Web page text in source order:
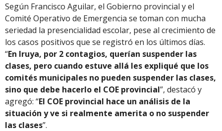
Según Francisco Aguilar, el Gobierno provincial y el
Comité Operativo de Emergencia se toman con mucha
seriedad la presencialidad escolar, pese al crecimiento de
los casos positivos que se registró en los últimos días.
“En Iruya, por 2 contagios, querían suspender las
clases, pero cuando estuve allá les expliqué que los
comités municipales no pueden suspender las clases,
sino que debe hacerlo el COE provincial”, destacó y
agregó: “El COE provincial hace un análisis de la
situación y ve si realmente amerita o no suspender
las clases”.